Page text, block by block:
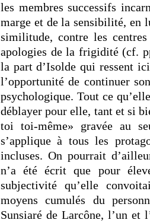
les membres successifs
marge et de la sensibilité, en
similitude, contre les
apologies de la frigidité (cf.
la part d’Isolde qui ressent
l’opportunité de continuer
psychologique. Tout ce
déblayer pour elle, tant et si
toi toi-même» gravée au
s’applique à tous les
incluses. On pourrait
n’a été écrit que pour
subjectivité qu’elle
moyens cumulés du
Sunsiaré de Larcône, l’un et